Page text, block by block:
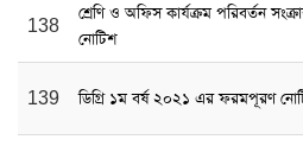
138
শ্রেণি ও অফিস কার্যক্রম পরিবর্তন
নোটিশ
139 ডিগ্রি ১ম বর্ষ ২০২১ এর ফরমপূরণ